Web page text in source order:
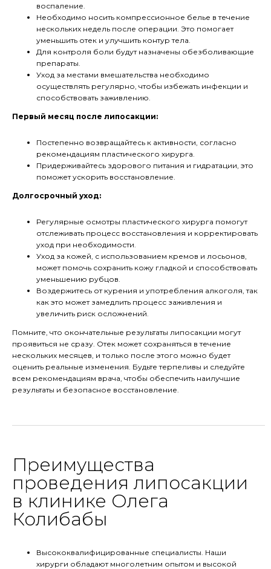
воспаление.
Необходимо носить компрессионное белье в течение
нескольких недель после операции. Это помогает
уменьшить отек и улучшить контур тела.
Для контроля боли будут назначены обезболивающие
препараты.
Уход за местами вмешательства необходимо
осуществлять регулярно, чтобы избежать инфекции и
способствовать заживлению.
Первый месяц после липосакции:
Постепенно возвращайтесь к активности, согласно
рекомендациям пластического хирурга.
Придерживайтесь здорового питания и гидратации, это
поможет ускорить восстановление.
Долгосрочный уход:
Регулярные осмотры пластического хирурга помогут
отслеживать процесс восстановления и корректировать
уход при необходимости.
Уход за кожей, с использованием кремов и лосьонов,
может помочь сохранить кожу гладкой и способствовать
уменьшению рубцов.
Воздержитесь от курения и употребления алкоголя, так
как это может замедлить процесс заживления и
увеличить риск осложнений.
Помните, что окончательные результаты липосакции могут
проявиться не сразу. Отек может сохраняться в течение
нескольких месяцев, и только после этого можно будет
оценить реальные изменения. Будьте терпеливы и следуйте
всем рекомендациям врача, чтобы обеспечить наилучшие
результаты и безопасное восстановление.
Преимущества
проведения липосакции
в клинике Олега
Колибабы
Высококвалифицированные специалисты. Наши
хирурги обладают многолетним опытом и высокой